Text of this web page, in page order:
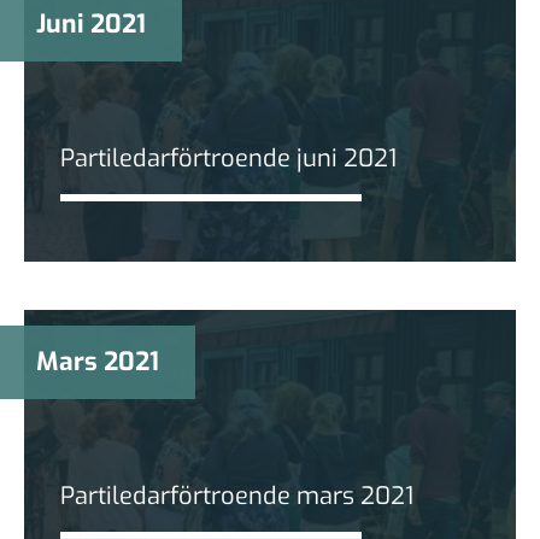
Juni 2021
Partiledarförtroende juni 2021
Mars 2021
Partiledarförtroende mars 2021